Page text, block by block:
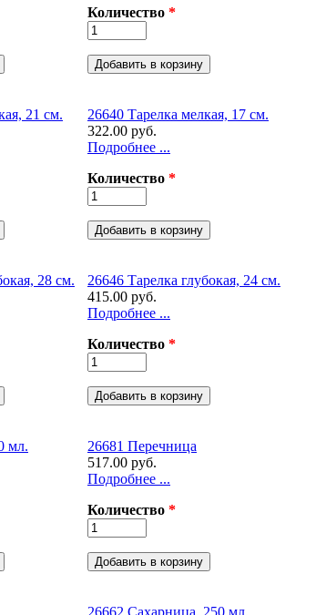
Количество *
21 см.
26640 Тарелка мелкая, 17 см.
322.00 руб.
Подробнее ...
Количество *
28 см.
26646 Тарелка глубокая, 24 см.
415.00 руб.
Подробнее ...
Количество *
мл.
26681 Перечница
517.00 руб.
Подробнее ...
Количество *
26662 Сахарница, 250 мл.